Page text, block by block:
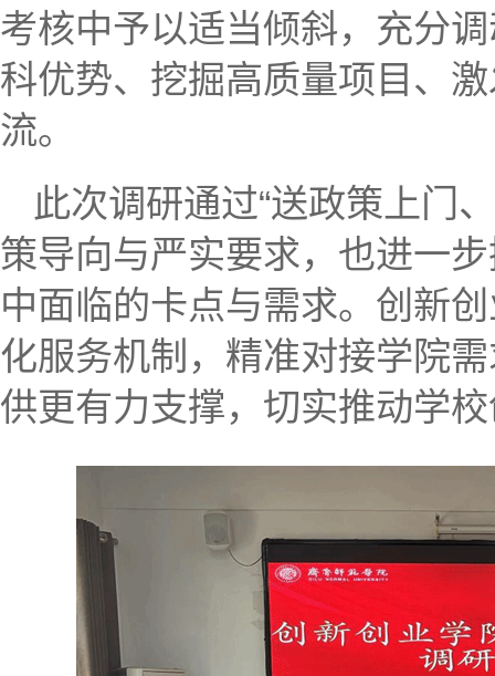
考核中予以适当倾斜，充分
科优势、挖掘高质量项目、
流。
此次调研通过“送政策上门
策导向与严实要求，也进一
中面临的卡点与需求。创新
化服务机制，精准对接学院
供更有力支撑，切实推动学